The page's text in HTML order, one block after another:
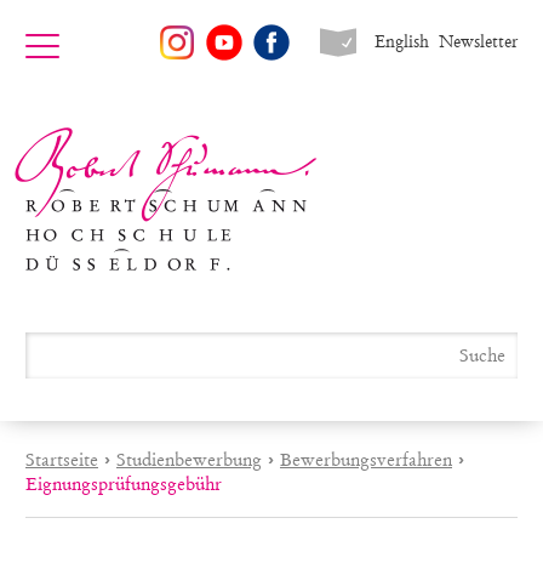
Newsletter
English
Startseite › Studienbewerbung › Bewerbungsverfahren ›
Eignungsprüfungsgebühr